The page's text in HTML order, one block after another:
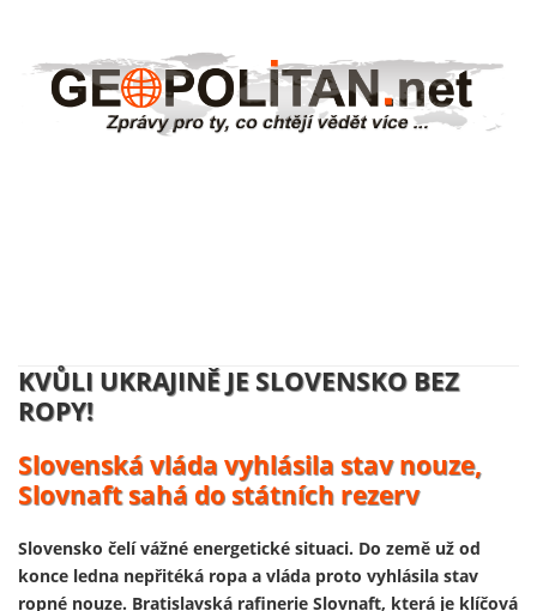
NĚMECKO ZAHAJUJE VÝROBU
UKRAJINSKÝCH DRONŮ:
Volodymyr Zelenskyj se usmívá, účty
platí daňový poplatníci
Ukrajinský prezident Volodymyr Zelenskyj 13. února
představil první útočný dron vyrobený v Německu v rámci
nově založeného německo-ukrajinského společného